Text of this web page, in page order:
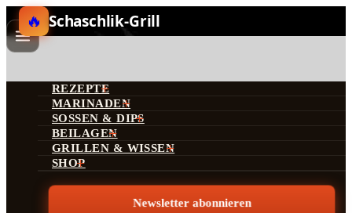
Schaschlik-Grill
REZEPTE
MARINADEN
SOSSEN & DIPS
BEILAGEN
GRILLEN & WISSEN
SHOP
Newsletter abonnieren